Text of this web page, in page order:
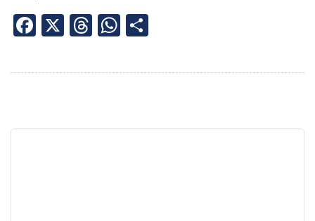
Facebook
X Threads
WhatsApp